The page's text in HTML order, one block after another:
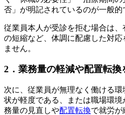
否」が明記されているのが一般的
従業員本人が受診を拒む場合は
の短縮など、体調に配慮した対
ません。
2．業務量の軽減や配置転換
次に、従業員が無理なく働ける
状が軽度である、または職場環
務量の見直しや配置転換で就労が